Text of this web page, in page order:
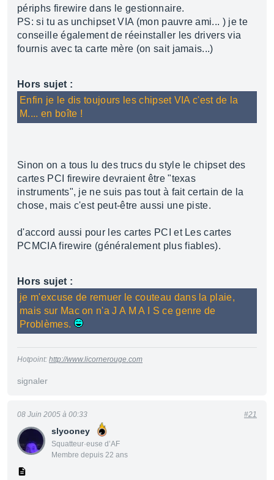
périphs firewire dans le gestionnaire.
PS: si tu as unchipset VIA (mon pauvre ami... ) je te
conseille également de réeinstaller les drivers via
fournis avec ta carte mère (on sait jamais...)
Hors sujet :
Enfin je le dis toujours les chipset VIA c'est de la
M.... en boîte !
Sinon on a tous lu des trucs du style le chipset des
cartes PCI firewire devraient être "texas
instruments", je ne suis pas tout à fait certain de la
chose, mais c'est peut-être aussi une piste.
d'accord aussi pour les cartes PCI et Les cartes
PCMCIA firewire (généralement plus fiables).
Hors sujet :
je m'excuse de remuer le couteau dans la plaie,
mais sur Mac on n'a J A M A I S ce genre de
Problèmes.
Hotpoint: http://www.licornerouge.com
signaler
slyooney
Squatteur·euse d’AF
Membre depuis 22 ans
08 Juin 2005 à 00:33 #21